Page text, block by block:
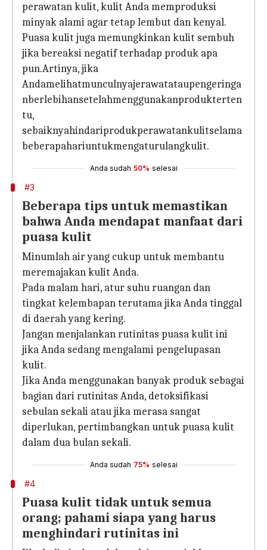
perawatan kulit, kulit Anda memproduksi
minyak alami agar tetap lembut dan kenyal.
Puasa kulit juga memungkinkan kulit sembuh
jika bereaksi negatif terhadap produk apa
pun.Artinya, jika
Andamelihatmunculnyajerawatataupengeringa
nberlebihansetelahmenggunakanprodukterten
tu,
sebaiknyahindariprodukperawatankulitselama
beberapahariuntukmengaturulangkulit.
Anda sudah 50% selesai
#3
Beberapa tips untuk memastikan
bahwa Anda mendapat manfaat dari
puasa kulit
Minumlah air yang cukup untuk membantu
meremajakan kulit Anda.
Pada malam hari, atur suhu ruangan dan
tingkat kelembapan terutama jika Anda tinggal
di daerah yang kering.
Jangan menjalankan rutinitas puasa kulit ini
jika Anda sedang mengalami pengelupasan
kulit.
Jika Anda menggunakan banyak produk sebagai
bagian dari rutinitas Anda, detoksifikasi
sebulan sekali atau jika merasa sangat
diperlukan, pertimbangkan untuk puasa kulit
dalam dua bulan sekali.
Anda sudah 75% selesai
#4
Puasa kulit tidak untuk semua
orang; pahami siapa yang harus
menghindari rutinitas ini